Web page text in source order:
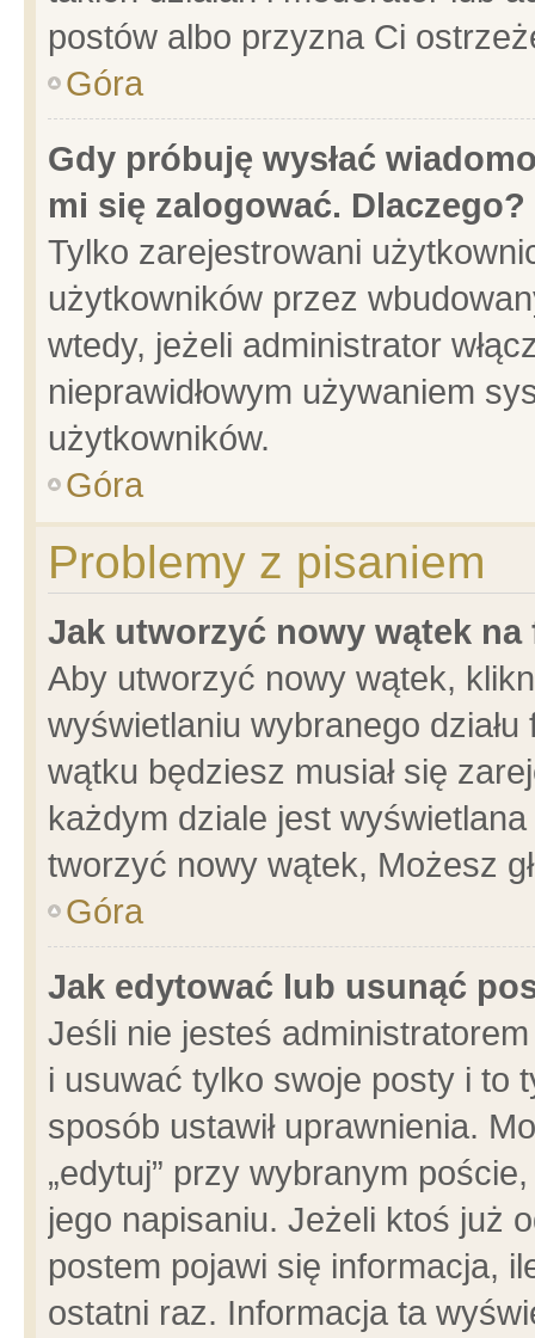
postów albo przyzna Ci
Góra
Gdy próbuję wysłać
mi się zalogować. Dlaczego?
Tylko zarejestrowani
użytkowników przez
wtedy, jeżeli administrator
nieprawidłowym używaniem
użytkowników.
Góra
Problemy z pisaniem
Jak utworzyć nowy wątek na
Aby utworzyć nowy wątek,
wyświetlaniu wybranego
wątku będziesz musiał się
każdym dziale jest
tworzyć nowy wątek, Możesz
Góra
Jak edytować lub usunąć
Jeśli nie jesteś
i usuwać tylko swoje posty i to
sposób ustawił uprawnienia.
„edytuj” przy wybranym
jego napisaniu. Jeżeli ktoś już
postem pojawi się informacja,
ostatni raz. Informacja ta